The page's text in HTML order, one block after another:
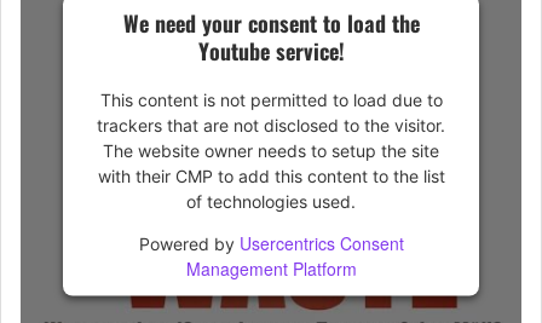
We need your consent to load the
Youtube service!
This content is not permitted to load due to
trackers that are not disclosed to the visitor.
The website owner needs to setup the site
with their CMP to add this content to the list
of technologies used.
Powered by Usercentrics Consent
Management Platform